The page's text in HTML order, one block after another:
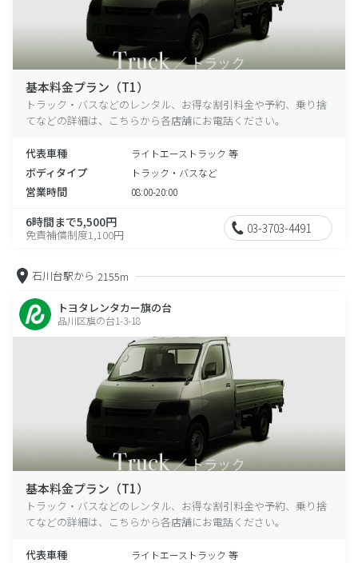
基本料金プラン（T1）
トラック・バスなどのレンタル、お得な割引料金や予約、乗り捨
てなどの詳細は、こちらから各店舗にお電話ください。
代表車種 ライトエーストラック 等
ボディタイプ トラック・バスなど
営業時間 08:00-20:00
6時間まで5,500円
免責補償制度1,100円 03-3703-4491
石川台駅から 2155m
トヨタレンタカー旗の台
品川区旗の台1-3-18
基本料金プラン（T1）
トラック・バスなどのレンタル、お得な割引料金や予約、乗り捨
てなどの詳細は、こちらから各店舗にお電話ください。
代表車種 ライトエーストラック 等